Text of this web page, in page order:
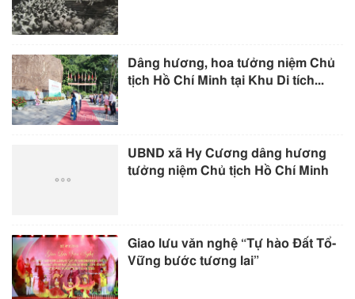
Dâng hương, hoa tưởng niệm Chủ
tịch Hồ Chí Minh tại Khu Di tích...
UBND xã Hy Cương dâng hương
tưởng niệm Chủ tịch Hồ Chí Minh
Giao lưu văn nghệ “Tự hào Đất Tổ-
Vững bước tương lai”